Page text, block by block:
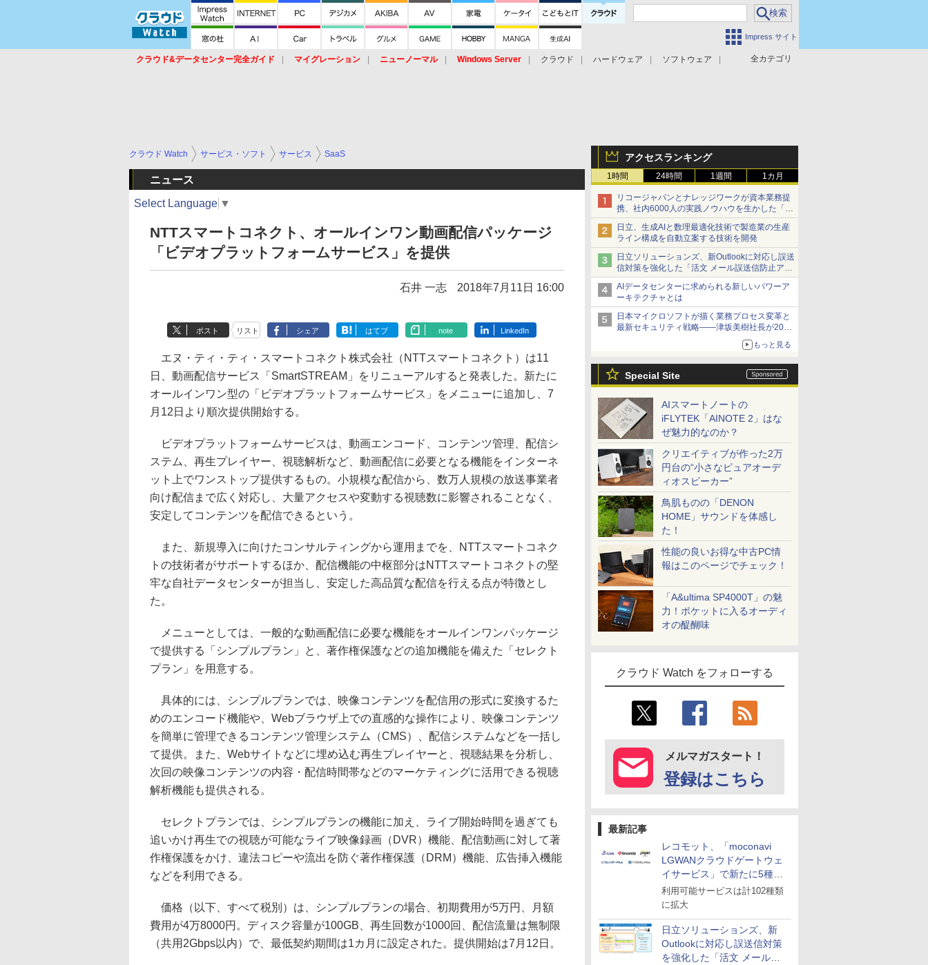
Impress サイト
全カテゴリ
クラウド&データセンター完全ガイド マイグレーション ニューノーマル Windows Server クラウド ハードウェア
ソフトウェア
アクセスランキング
1時間 24時間 1週間 1カ月
リコージャパンとナレッジワークが資本業務提
携、社内6000人の実践ノウハウを生かした「AI
商談記録 for RICOH」を展開へ
日立、生成AIと数理最適化技術で製造業の生産
ライン構成を自動立案する技術を開発
日立ソリューションズ、新Outlookに対応し誤送
信対策を強化した「活文 メール誤送信防止アド
インサービス」を提供
AIデータセンターに求められる新しいパワーア
ーキテクチャとは
日本マイクロソフトが描く業務プロセス変革と
最新セキュリティ戦略――津坂美樹社長が2027
もっと見る
Special Site
AIスマートノートの
iFLYTEK「AINOTE 2」はな
ぜ魅力的なのか？
クリエイティブが作った2万
円台の“小さなピュアオーデ
ィオスピーカー”
鳥肌ものの「DENON
HOME」サウンドを体感し
た！
性能の良いお得な中古PC情
報はこのページでチェック！
「A&ultima SP4000T」の魅
力！ポケットに入るオーディ
オの醍醐味
クラウド Watch をフォローする
メルマガスタート！
登録はこちら
最新記事
レコモット、「moconavi
LGWANクラウドゲートウェ
イサービス」で新たに5種類
のサービスと連携開始
利用可能サービスは計102種類
に拡大
日立ソリューションズ、新
Outlookに対応し誤送信対策
を強化した「活文 メール誤
クラウド Watch サービス・ソフト サービス SaaS
ニュース
Select Language ▼
NTTスマートコネクト、オールインワン動画配信パッケージ
「ビデオプラットフォームサービス」を提供
石井 一志 2018年7月11日 16:00
ポスト リスト シェア はてブ note LinkedIn
エヌ・ティ・ティ・スマートコネクト株式会社（NTTスマートコネクト）は11
日、動画配信サービス「SmartSTREAM」をリニューアルすると発表した。新たに
オールインワン型の「ビデオプラットフォームサービス」をメニューに追加し、7
月12日より順次提供開始する。
ビデオプラットフォームサービスは、動画エンコード、コンテンツ管理、配信シ
ステム、再生プレイヤー、視聴解析など、動画配信に必要となる機能をインターネ
ット上でワンストップ提供するもの。小規模な配信から、数万人規模の放送事業者
向け配信まで広く対応し、大量アクセスや変動する視聴数に影響されることなく、
安定してコンテンツを配信できるという。
また、新規導入に向けたコンサルティングから運用までを、NTTスマートコネク
トの技術者がサポートするほか、配信機能の中枢部分はNTTスマートコネクトの堅
牢な自社データセンターが担当し、安定した高品質な配信を行える点が特徴とし
た。
メニューとしては、一般的な動画配信に必要な機能をオールインワンパッケージ
で提供する「シンプルプラン」と、著作権保護などの追加機能を備えた「セレクト
プラン」を用意する。
具体的には、シンプルプランでは、映像コンテンツを配信用の形式に変換するた
めのエンコード機能や、Webブラウザ上での直感的な操作により、映像コンテンツ
を簡単に管理できるコンテンツ管理システム（CMS）、配信システムなどを一括し
て提供。また、Webサイトなどに埋め込む再生プレイヤーと、視聴結果を分析し、
次回の映像コンテンツの内容・配信時間帯などのマーケティングに活用できる視聴
解析機能も提供される。
セレクトプランでは、シンプルプランの機能に加え、ライブ開始時間を過ぎても
追いかけ再生での視聴が可能なライブ映像録画（DVR）機能、配信動画に対して著
作権保護をかけ、違法コピーや流出を防ぐ著作権保護（DRM）機能、広告挿入機能
などを利用できる。
価格（以下、すべて税別）は、シンプルプランの場合、初期費用が5万円、月額
費用が4万8000円。ディスク容量が100GB、再生回数が1000回、配信流量は無制限
（共用2Gbps以内）で、最低契約期間は1カ月に設定された。提供開始は7月12日。